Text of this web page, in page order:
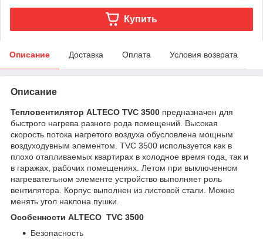
Купить
Описание Доставка Оплата Условия возврата
Описание
Тепловентилятор ALTECO TVС 3500 предназначен для
быстрого нагрева разного рода помещений. Высокая
скорость потока нагретого воздуха обусловлена мощным
воздуходувным элементом. TVC 3500 используется как в
плохо отапливаемых квартирах в холодное время года, так и
в гаражах, рабочих помещениях. Летом при выключенном
нагревательном элементе устройство выполняет роль
вентилятора. Корпус выполнен из листовой стали. Можно
менять угол наклона пушки.
Особенности ALTECO TVC 3500
Безопасность